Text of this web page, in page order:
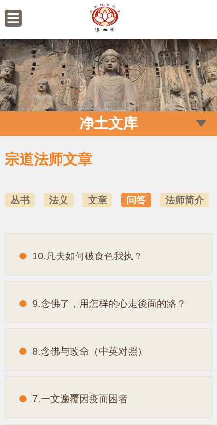
净土文库
宗道法师文章
丛书 法义 文章 问答 法师简介
10.凡夫如何破食色我执？
9.念佛了，用怎样的心走後面的路？
8.念佛与改命（中英对照）
7.一文遍覆因疫而困者